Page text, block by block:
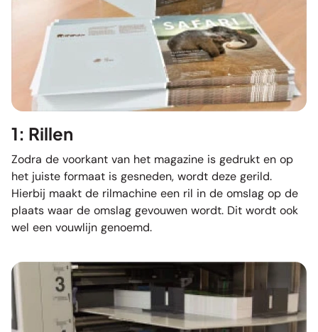
1: Rillen
Zodra de voorkant van het magazine is gedrukt en op
het juiste formaat is gesneden, wordt deze gerild.
Hierbij maakt de rilmachine een ril in de omslag op de
plaats waar de omslag gevouwen wordt. Dit wordt ook
wel een vouwlijn genoemd.